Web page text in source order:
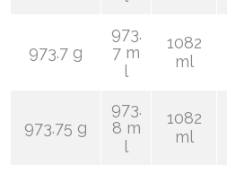
973.7 g
973.
7 m
l
1082
ml
973.75 g
973.
8 m
l
1082
ml